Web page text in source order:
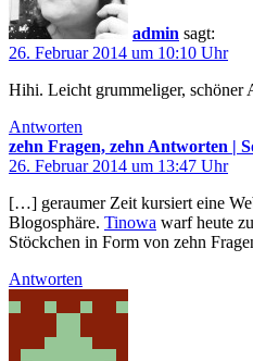
admin sagt:
26. Februar 2014 um 10:10 Uhr
Hihi. Leicht grummeliger, schöner
Antworten
zehn Fragen, zehn Antworten |
26. Februar 2014 um 13:47 Uhr
[…] geraumer Zeit kursiert eine
Blogosphäre. Tinowa warf heute
Stöckchen in Form von zehn
Antworten